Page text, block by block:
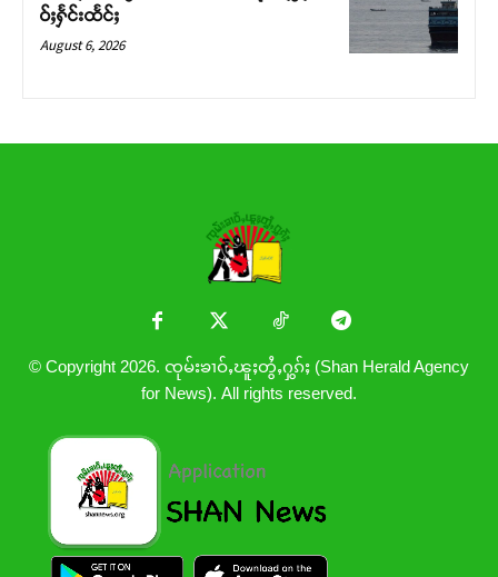
ဝ်ႈႁႅင်းထႅင်ႈ
August 6, 2026
© Copyright 2026. ၸုမ်းၶၢဝ်ႇၽူႈတွႆႇႁွၵ်ႈ (Shan Herald Agency
for News). All rights reserved.